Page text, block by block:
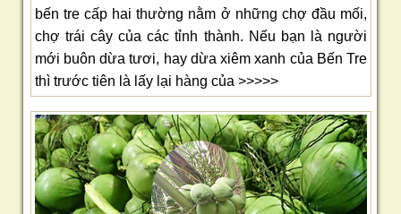
bến tre cấp hai thường nằm ở những chợ đầu mối,
chợ trái cây của các tỉnh thành. Nếu bạn là người
mới buôn dừa tươi, hay dừa xiêm xanh của Bến Tre
thì trước tiên là lấy lại hàng của >>>>>